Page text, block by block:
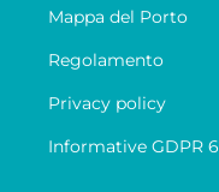
Mappa del Porto
Regolamento
Privacy policy
Informative GDPR